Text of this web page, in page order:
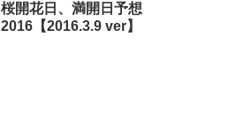
桜開花日、満開日予想
2016【2016.3.9 ver】